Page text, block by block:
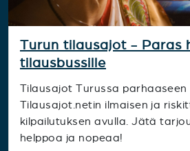
Turun tilausajot - Paras
tilausbussille
Tilausajot Turussa
Tilausajot.netin ilmaisen ja
kilpailutuksen avulla. Jätä
helppoa ja nopeaa!